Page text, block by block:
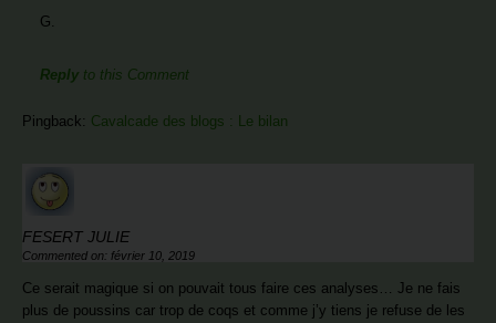
G.
Reply to this Comment
Pingback: Cavalcade des blogs : Le bilan
FESERT JULIE
Commented on: février 10, 2019
Ce serait magique si on pouvait tous faire ces analyses… Je ne fais
plus de poussins car trop de coqs et comme j’y tiens je refuse de les